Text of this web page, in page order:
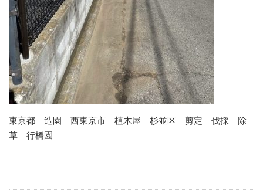
東京都 造園 西東京市 植木屋 杉並区 剪定 伐採 除
草 行橋園